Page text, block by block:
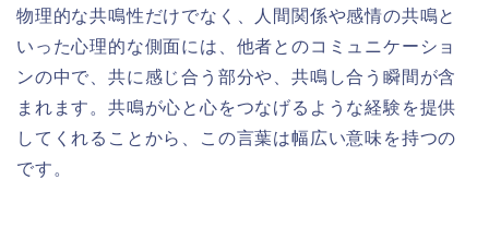
物理的な共鳴性だけでなく、人間関係や感情の共鳴と
いった心理的な側面には、他者とのコミュニケーショ
ンの中で、共に感じ合う部分や、共鳴し合う瞬間が含
まれます。共鳴が心と心をつなげるような経験を提供
してくれることから、この言葉は幅広い意味を持つの
です。